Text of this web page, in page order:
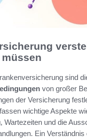
sind
von großer
der Versicherung
wichtige Aspekte
Wartezeiten und die
Ein Verständnis